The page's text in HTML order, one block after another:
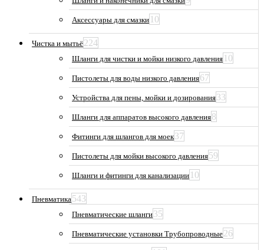
Аксессуары для смазки 10
Чистка и мытьё224
Шланги для чистки и мойки низкого давления 10
Пистолеты для воды низкого давления67
Устройства для пены, мойки и дозирования33
Шланги для аппаратов высокого давления8
Фитинги для шлангов для моек37
Пистолеты для мойки высокого давления59
Шланги и фитинги для канализации 10
Пневматика543
Пневматические шланги35
Пневматические установки Трубопроводные26